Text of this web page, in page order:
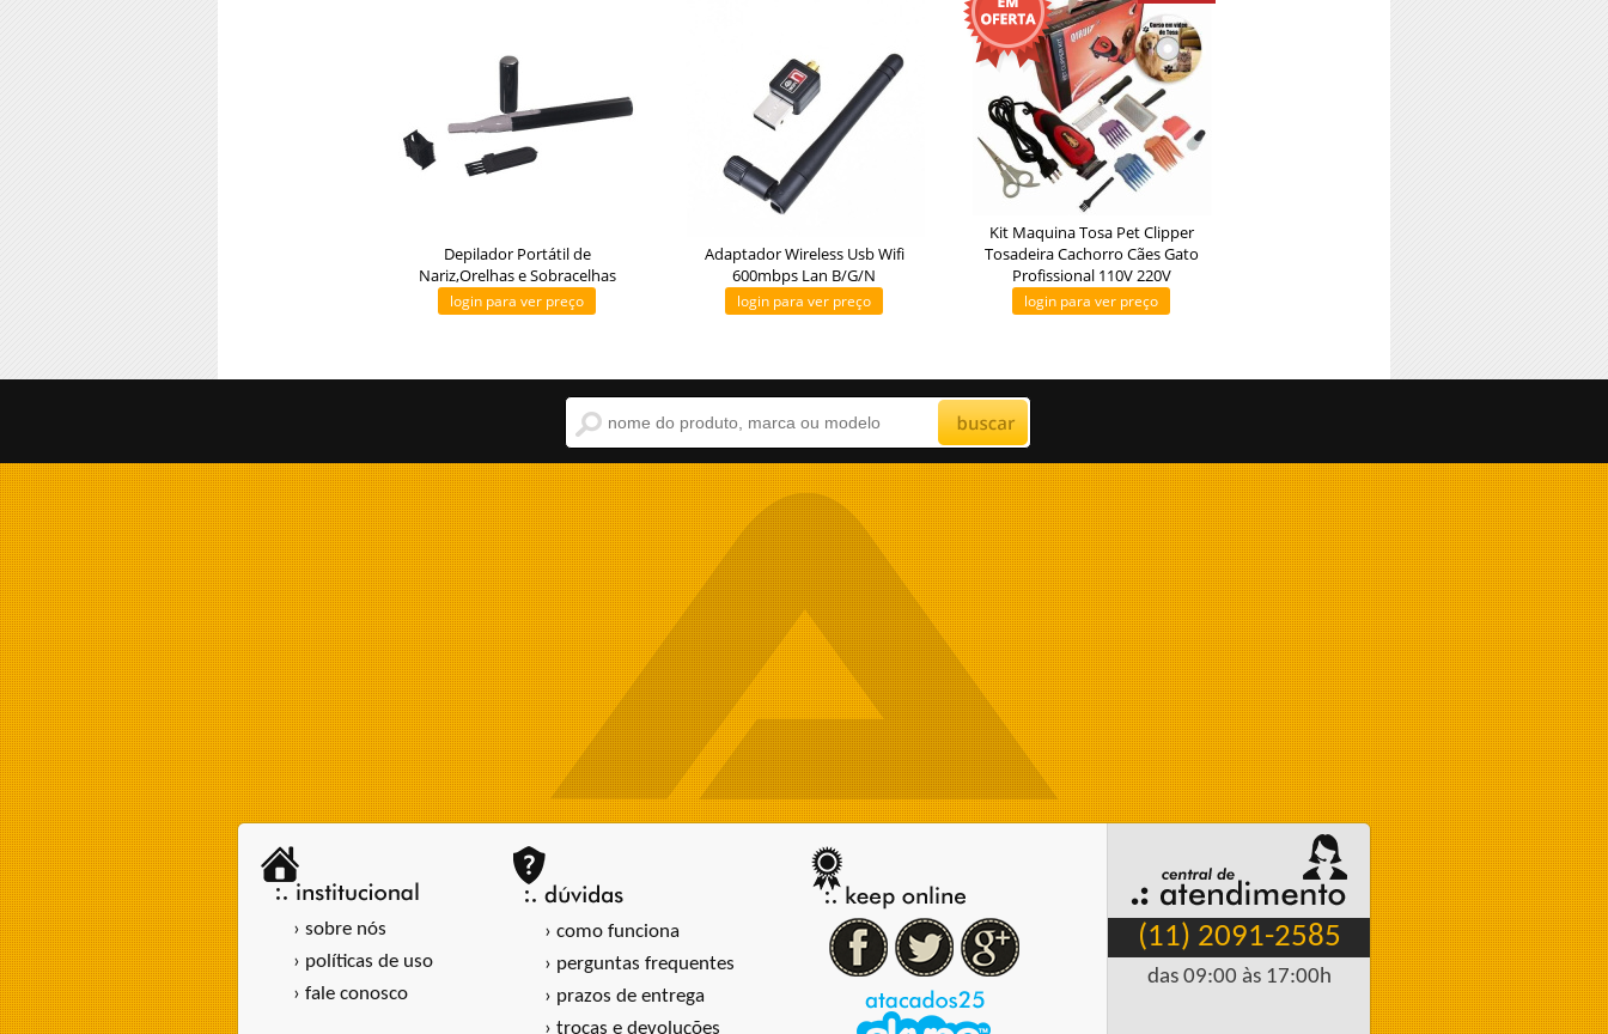
Depilador Portátil de
Nariz,Orelhas e Sobracelhas
login para ver preço
Adaptador Wireless Usb Wifi
600mbps Lan B/G/N
login para ver preço
Kit Maquina Tosa Pet Clipper
Tosadeira Cachorro Cães Gato
Profissional 110V 220V
login para ver preço
› sobre nós
› políticas de uso
› fale conosco
› como funciona
› perguntas frequentes
› prazos de entrega
› trocas e devoluções
(11) 2091-2585
das 09:00 às 17:00h